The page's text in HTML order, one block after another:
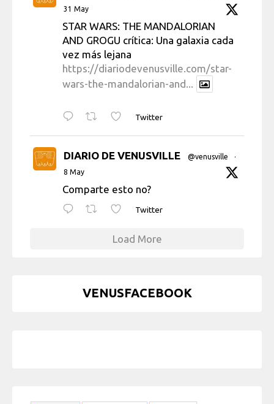
31 May
STAR WARS: THE MANDALORIAN
AND GROGU crítica: Una galaxia cada
vez más lejana
https://diariodevenusville.com/star-
wars-the-mandalorian-and...
Twitter
DIARIO DE VENUSVILLE @venusville
·
8 May
Comparte esto no?
Twitter
Load More
VENUSFACEBOOK